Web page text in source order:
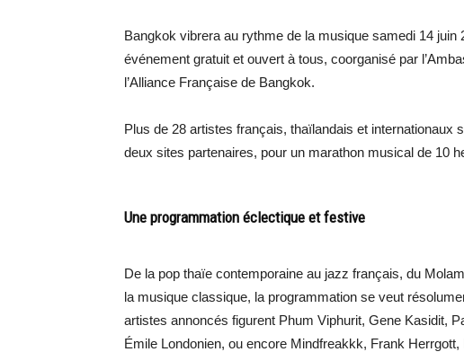
Bangkok vibrera au rythme de la musique samedi 14 juin
événement gratuit et ouvert à tous, coorganisé par
l’Alliance Française de Bangkok.
Plus de 28 artistes français, thaïlandais et internationaux
deux sites partenaires, pour un marathon musical de 10
Une programmation éclectique et festive
De la pop thaïe contemporaine au jazz français, du
la musique classique, la programmation se veut
artistes annoncés figurent Phum Viphurit, Gene Kasidit,
Émile Londonien, ou encore Mindfreakkk, Frank